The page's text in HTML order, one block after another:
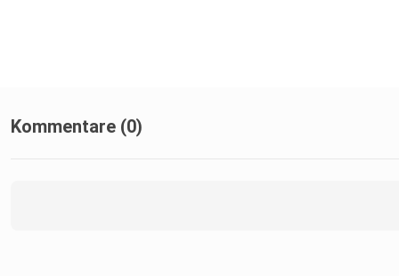
Reserviere dir hier deinen kostenlosen Platz unter
Kommentare (0)